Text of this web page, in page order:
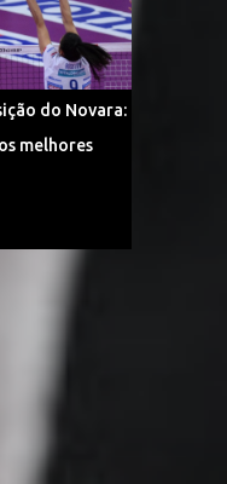
do Novara:
melhores